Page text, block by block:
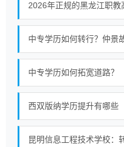
2026年正规的黑龙江职
中专学历如何转行？仲景
中专学历如何拓宽道路？
西双版纳学历提升有哪些